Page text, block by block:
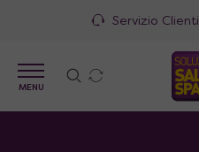
Servizio Clienti
MENU